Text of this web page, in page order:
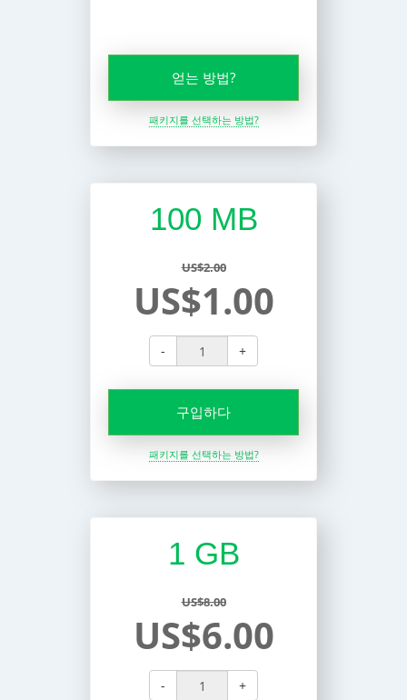
얻는 방법?
패키지를 선택하는 방법?
100 MB
US$2.00
US$1.00
- +
구입하다
패키지를 선택하는 방법?
1 GB
US$8.00
US$6.00
- +